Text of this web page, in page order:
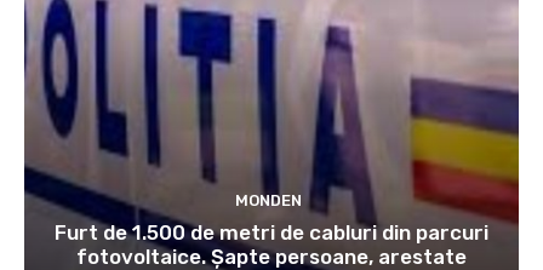
MONDEN
Furt de 1.500 de metri de cabluri din parcuri
fotovoltaice. Șapte persoane, arestate